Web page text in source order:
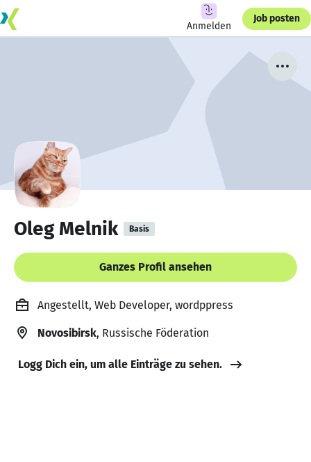
Anmelden
Job posten
Oleg Melnik Basis
Ganzes Profil ansehen
Angestellt, Web Developer, wordppress
Novosibirsk, Russische Föderation
Logg Dich ein, um alle Einträge zu sehen.